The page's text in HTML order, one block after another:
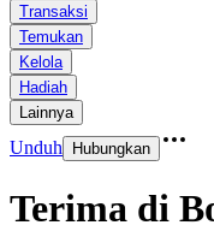
Transaksi
Temukan
Kelola
Hadiah
Lainnya
Unduh Hubungkan
Terima di